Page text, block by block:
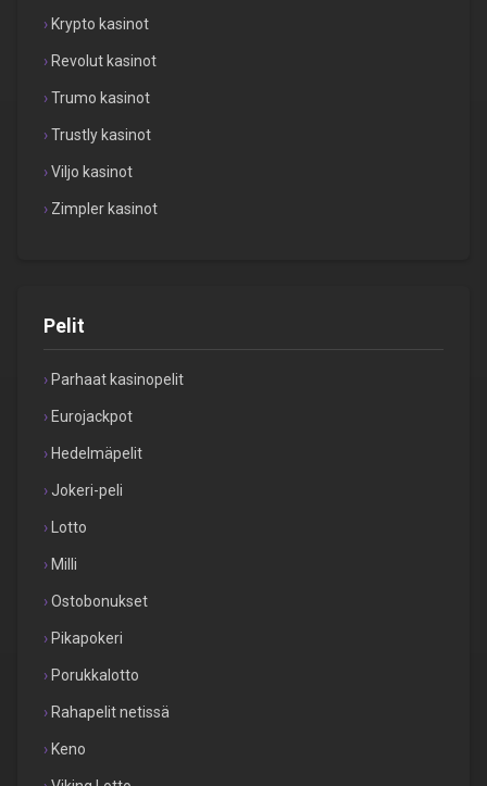
Krypto kasinot
Revolut kasinot
Trumo kasinot
Trustly kasinot
Viljo kasinot
Zimpler kasinot
Pelit
Parhaat kasinopelit
Eurojackpot
Hedelmäpelit
Jokeri-peli
Lotto
Milli
Ostobonukset
Pikapokeri
Porukkalotto
Rahapelit netissä
Keno